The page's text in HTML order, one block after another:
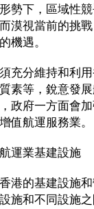
勢下，區域性
漠視當前的挑
機遇。
分維持和利用
素等，銳意發
政府一方面會
值航運服務業。
運業基建設施
的基建設施和
施和不同設施